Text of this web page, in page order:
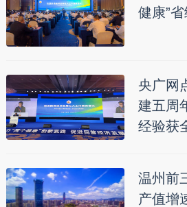
健康”
央广网
建五周
经验获
温州前
产值增